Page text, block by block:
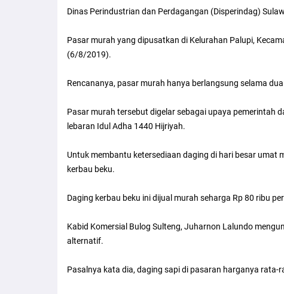
Dinas Perindustrian dan Perdagangan (Disperindag)
Pasar murah yang dipusatkan di Kelurahan Palupi,
(6/8/2019).
Rencananya, pasar murah hanya berlangsung selama
Pasar murah tersebut digelar sebagai upaya pemerintah
lebaran Idul Adha 1440 Hijriyah.
Untuk membantu ketersediaan daging di hari besar umat
kerbau beku.
Daging kerbau beku ini dijual murah seharga Rp 80 ribu
Kabid Komersial Bulog Sulteng, Juharnon Lalundo
alternatif.
Pasalnya kata dia, daging sapi di pasaran harganya rata-